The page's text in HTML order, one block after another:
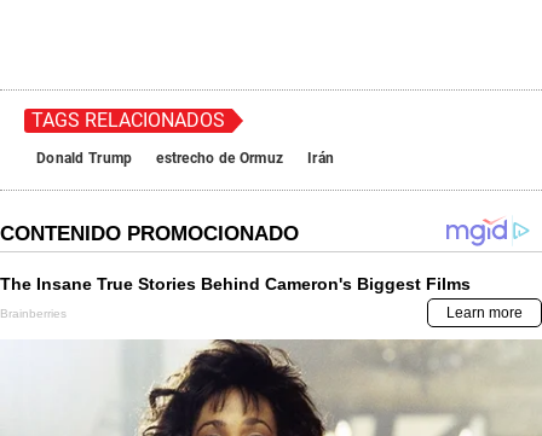
TAGS RELACIONADOS
Donald Trump estrecho de Ormuz Irán